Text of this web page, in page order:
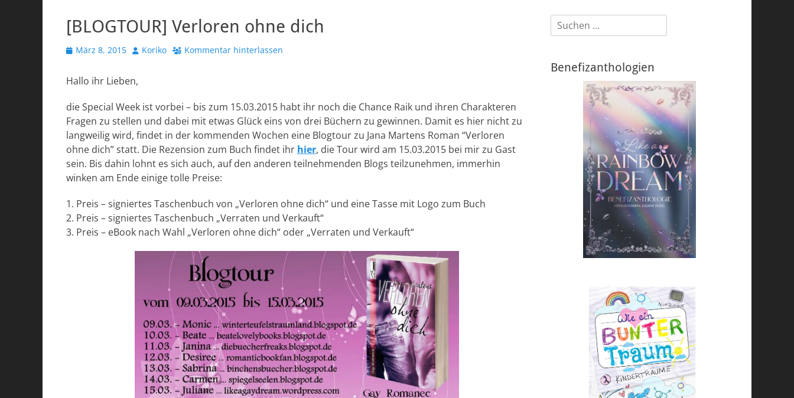
[BLOGTOUR] Verloren ohne dich
Veröffentlicht
März 8, 2015 AutorKoriko Kommentar hinterlassen
Hallo ihr Lieben,
die Special Week ist vorbei – bis zum 15.03.2015 habt ihr noch die Chance Raik und ihren Charakteren
Fragen zu stellen und dabei mit etwas Glück eins von drei Büchern zu gewinnen. Damit es hier nicht zu
langweilig wird, findet in der kommenden Wochen eine Blogtour zu Jana Martens Roman “Verloren
ohne dich” statt. Die Rezension zum Buch findet ihr hier, die Tour wird am 15.03.2015 bei mir zu Gast
sein. Bis dahin lohnt es sich auch, auf den anderen teilnehmenden Blogs teilzunehmen, immerhin
winken am Ende einige tolle Preise:
1. Preis – signiertes Taschenbuch von „Verloren ohne dich“ und eine Tasse mit Logo zum Buch
2. Preis – signiertes Taschenbuch „Verraten und Verkauft“
3. Preis – eBook nach Wahl „Verloren ohne dich“ oder „Verraten und Verkauft“
Suchen
nach:
Benefizanthologien